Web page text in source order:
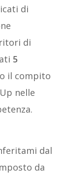
di
di
5
il compito
nelle
dal
da